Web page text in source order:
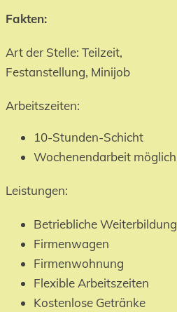
Fakten:
Art der Stelle: Teilzeit,
Festanstellung, Minijob
Arbeitszeiten:
10-Stunden-Schicht
Wochenendarbeit möglich
Leistungen:
Betriebliche Weiterbildung
Firmenwagen
Firmenwohnung
Flexible Arbeitszeiten
Kostenlose Getränke